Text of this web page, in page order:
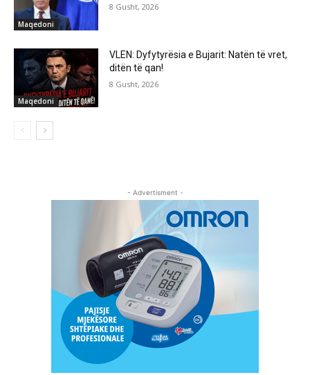
Maqedoni
8 Gusht, 2026
Maqedoni
VLEN: Dyfytyrësia e Bujarit: Natën të vret,
ditën të qan!
8 Gusht, 2026
- Advertisment -